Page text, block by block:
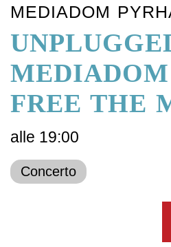
MEDIADOM
FREE THE
alle 19:00
Concerto